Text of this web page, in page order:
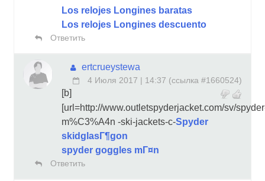
Los relojes Longines baratas
Los relojes Longines descuento
Ответить
ertcrueystewa
4 Июля 2017 | 14:37 (ссылка #1660524)
[b]
[url=http://www.outletspyderjacket.com/sv/
m%C3%A4n -ski-jackets-c-Spyder
skidglasГ¶gon
spyder goggles mГ¤n
Ответить